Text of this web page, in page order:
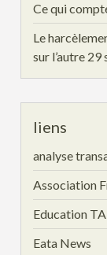
Ce qui
Le
sur l’autre 29
liens
analyse
Association
Education
Eata News